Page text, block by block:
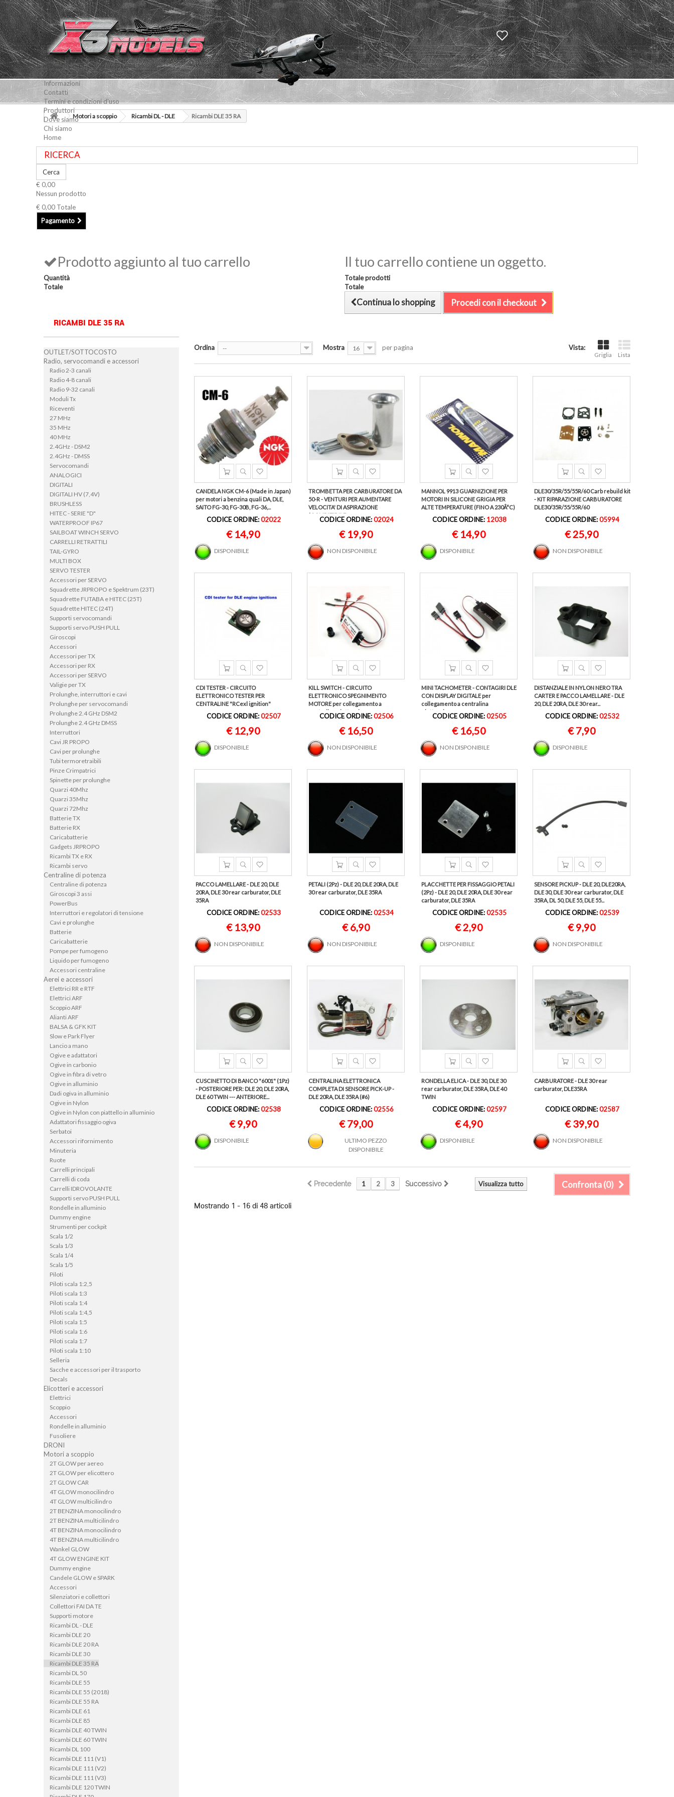
Informazioni
Contatti
Termini e condizioni d'uso
Produttori
Dove siamo
Chi siamo
Home
Cerca
€ 0,00
Nessun prodotto
€ 0,00 Totale
Pagamento
Prodotto aggiunto al tuo carrello
Quantità
Totale
Il tuo carrello contiene un oggetto.
Totale prodotti
Totale
Continua lo shopping Procedi con il checkout
Motori a scoppio Ricambi DL - DLE Ricambi DLE 35 RA
RICAMBI DLE 35 RA
OUTLET/SOTTOCOSTO
Radio, servocomandi e accessori
Radio 2-3 canali
Radio 4-8 canali
Radio 9-32 canali
Moduli Tx
Riceventi
27 MHz
35 MHz
40 MHz
2.4GHz - DSM2
2.4GHz - DMSS
Servocomandi
ANALOGICI
DIGITALI
DIGITALI HV (7,4V)
BRUSHLESS
HITEC - SERIE "D"
WATERPROOF IP67
SAILBOAT WINCH SERVO
CARRELLI RETRATTILI
TAIL-GYRO
MULTI BOX
SERVO TESTER
Accessori per SERVO
Squadrette JRPROPO e Spektrum (23T)
Squadrette FUTABA e HITEC (25T)
Squadrette HITEC (24T)
Supporti servocomandi
Supporti servo PUSH PULL
Giroscopi
Accessori
Accessori per TX
Accessori per RX
Accessori per SERVO
Valigie per TX
Prolunghe, interruttori e cavi
Prolunghe per servocomandi
Prolunghe 2.4 GHz DSM2
Prolunghe 2.4 GHz DMSS
Interruttori
Cavi JR PROPO
Cavi per prolunghe
Tubi termoretraibili
Pinze Crimpatrici
Spinette per prolunghe
Quarzi 40Mhz
Quarzi 35Mhz
Quarzi 72Mhz
Batterie TX
Batterie RX
Caricabatterie
Gadgets JRPROPO
Ricambi TX e RX
Ricambi servo
Centraline di potenza
Centraline di potenza
Giroscopi 3 assi
PowerBus
Interruttori e regolatori di tensione
Cavi e prolunghe
Batterie
Caricabatterie
Pompe per fumogeno
Liquido per fumogeno
Accessori centraline
Aerei e accessori
Elettrici RR e RTF
Elettrici ARF
Scoppio ARF
Alianti ARF
BALSA & GFK KIT
Slow e Park Flyer
Lancio a mano
Ogive e adattatori
Ogive in carbonio
Ogive in fibra di vetro
Ogive in alluminio
Dadi ogiva in alluminio
Ogive in Nylon
Ogive in Nylon con piattello in alluminio
Adattatori fissaggio ogiva
Serbatoi
Accessori rifornimento
Minuteria
Ruote
Carrelli principali
Carrelli di coda
Carrelli IDROVOLANTE
Supporti servo PUSH PULL
Rondelle in alluminio
Dummy engine
Strumenti per cockpit
Scala 1/2
Scala 1/3
Scala 1/4
Scala 1/5
Piloti
Piloti scala 1:2,5
Piloti scala 1:3
Piloti scala 1:4
Piloti scala 1:4,5
Piloti scala 1:5
Piloti scala 1:6
Piloti scala 1:7
Piloti scala 1:10
Selleria
Sacche e accessori per il trasporto
Decals
Elicotteri e accessori
Elettrici
Scoppio
Accessori
Rondelle in alluminio
Fusoliere
DRONI
Motori a scoppio
2T GLOW per aereo
2T GLOW per elicottero
2T GLOW CAR
4T GLOW monocilindro
4T GLOW multicilindro
2T BENZINA monocilindro
2T BENZINA multicilindro
4T BENZINA monocilindro
4T BENZINA multicilindro
Wankel GLOW
4T GLOW ENGINE KIT
Dummy engine
Candele GLOW e SPARK
Accessori
Silenziatori e collettori
Collettori FAI DA TE
Supporti motore
Ricambi DL - DLE
Ricambi DLE 20
Ricambi DLE 20 RA
Ricambi DLE 30
Ricambi DLE 35 RA
Ricambi DL 50
Ricambi DLE 55
Ricambi DLE 55 (2018)
Ricambi DLE 55 RA
Ricambi DLE 61
Ricambi DLE 85
Ricambi DLE 40 TWIN
Ricambi DLE 60 TWIN
Ricambi DL 100
Ricambi DLE 111 (V1)
Ricambi DLE 111 (V2)
Ricambi DLE 111 (V3)
Ricambi DLE 120 TWIN
Vista:
Griglia Lista
Ordina -- Mostra 16 per pagina
CANDELA NGK CM-6 (Made in Japan)
per motori a benzina quali DA, DLE,
SAITO FG-30, FG-30B, FG-36,...
CODICE ORDINE:02022
€ 14,90
DISPONIBILE
TROMBETTA PER CARBURATORE DA
50-R - VENTURI PER AUMENTARE
VELOCITA' DI ASPIRAZIONE
(COMPATIBILE...
CODICE ORDINE:02024
€ 19,90
NON DISPONIBILE
MANNOL 9913 GUARNIZIONE PER
MOTORI IN SILICONE GRIGIA PER
ALTE TEMPERATURE (FINO A 230Â°C)
CODICE ORDINE: 12038
€ 14,90
DISPONIBILE
DLE30/35R/55/55R/60 Carb rebuild kit
- KIT RIPARAZIONE CARBURATORE
DLE30/35R/55/55R/60
CODICE ORDINE:05994
€ 25,90
NON DISPONIBILE
CDI TESTER - CIRCUITO
ELETTRONICO TESTER PER
CENTRALINE "RCexl ignition"
CODICE ORDINE:02507
€ 12,90
DISPONIBILE
KILL SWITCH - CIRCUITO
ELETTRONICO SPEGNIMENTO
MOTORE per collegamento a
centralina elettronica
CODICE ORDINE:02506
€ 16,50
NON DISPONIBILE
MINI TACHOMETER - CONTAGIRI DLE
CON DISPLAY DIGITALE per
collegamento a centralina
elettronica
CODICE ORDINE:02505
€ 16,50
NON DISPONIBILE
DISTANZIALE IN NYLON NERO TRA
CARTER E PACCO LAMELLARE - DLE
20, DLE 20RA, DLE 30 rear...
CODICE ORDINE:02532
€ 7,90
DISPONIBILE
PACCO LAMELLARE - DLE 20, DLE
20RA, DLE 30 rear carburator, DLE
35RA
CODICE ORDINE:02533
€ 13,90
NON DISPONIBILE
PETALI (2Pz) - DLE 20, DLE 20RA, DLE
30 rear carburator, DLE 35RA
CODICE ORDINE:02534
€ 6,90
NON DISPONIBILE
PLACCHETTE PER FISSAGGIO PETALI
(2Pz) - DLE 20, DLE 20RA, DLE 30 rear
carburator, DLE 35RA
CODICE ORDINE:02535
€ 2,90
DISPONIBILE
SENSORE PICKUP - DLE 20, DLE20RA,
DLE 30, DLE 30 rear carburator, DLE
35RA, DL 50, DLE 55, DLE 55...
CODICE ORDINE:02539
€ 9,90
NON DISPONIBILE
CUSCINETTO DI BANCO "6001" (1Pz)
- POSTERIORE PER: DLE 20, DLE 20RA,
DLE 60 TWIN --- ANTERIORE...
CODICE ORDINE:02538
€ 9,90
DISPONIBILE
CENTRALINA ELETTRONICA
COMPLETA DI SENSORE PICK-UP -
DLE 20RA, DLE 35RA (#6)
CODICE ORDINE:02556
€ 79,00
ULTIMO PEZZO
DISPONIBILE
RONDELLA ELICA - DLE 30, DLE 30
rear carburator, DLE 35RA, DLE 40
TWIN
CODICE ORDINE:02597
€ 4,90
DISPONIBILE
CARBURATORE - DLE 30 rear
carburator, DLE35RA
CODICE ORDINE:02587
€ 39,90
NON DISPONIBILE
Confronta (0)
Visualizza tutto
Precedente 1 2 3 Successivo
Mostrando 1 - 16 di 48 articoli